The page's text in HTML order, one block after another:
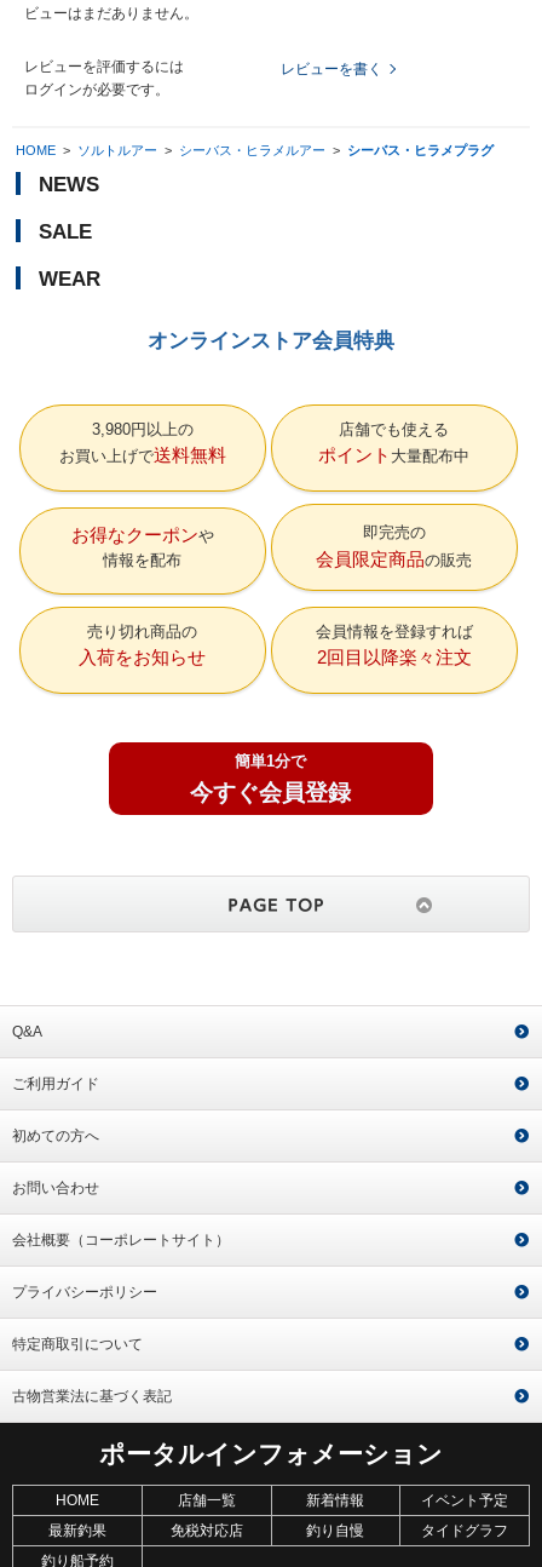
ビューはまだありません。
レビューを評価するには
ログインが必要です。
レビューを書く
HOME > ソルトルアー > シーバス・ヒラメルアー > シーバス・ヒラメプラグ
NEWS
SALE
WEAR
オンラインストア会員特典
3,980円以上の
お買い上げで送料無料
店舗でも使える
ポイント 大量配布中
お得なクーポン
情報を配布
即完売の
会員限定商品の販売
売り切れ商品の
入荷をお知らせ
会員情報を登録すれば
2回目以降楽々注文
簡単1分で
今すぐ会員登録
Q&A
ご利用ガイド
初めての方へ
お問い合わせ
会社概要（コーポレートサイト）
プライバシーポリシー
特定商取引について
古物営業法に基づく表記
ポータルインフォメーション
HOME 店舗一覧 新着情報
イベント予定
最新釣果
免税対応店 釣り自慢
タイドグラフ
釣り船予約